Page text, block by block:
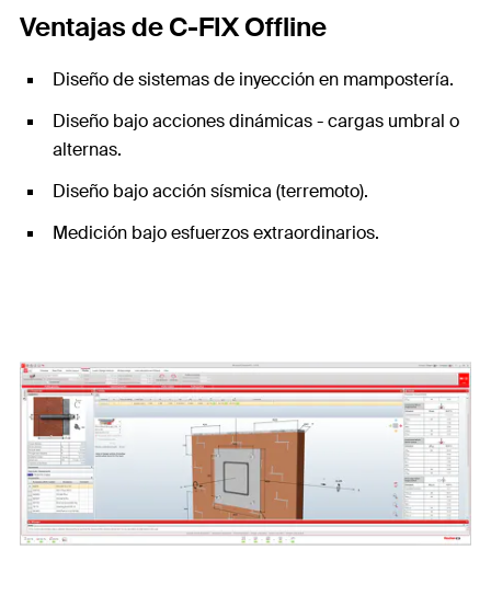
Ventajas de C-FIX Offline
Diseño de sistemas de inyección en mampostería.
Diseño bajo acciones dinámicas - cargas umbral o
alternas.
Diseño bajo acción sísmica (terremoto).
Medición bajo esfuerzos extraordinarios.